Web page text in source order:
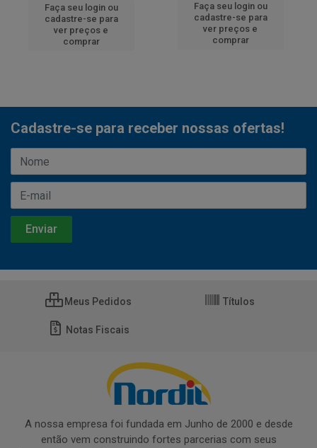
Faça seu login ou
cadastre-se para
ver preços e
comprar
Faça seu login ou
cadastre-se para
ver preços e
comprar
Cadastre-se para receber nossas ofertas!
Meus Pedidos Títulos
Notas Fiscais
A nossa empresa foi fundada em Junho de 2000 e desde
então vem construindo fortes parcerias com seus